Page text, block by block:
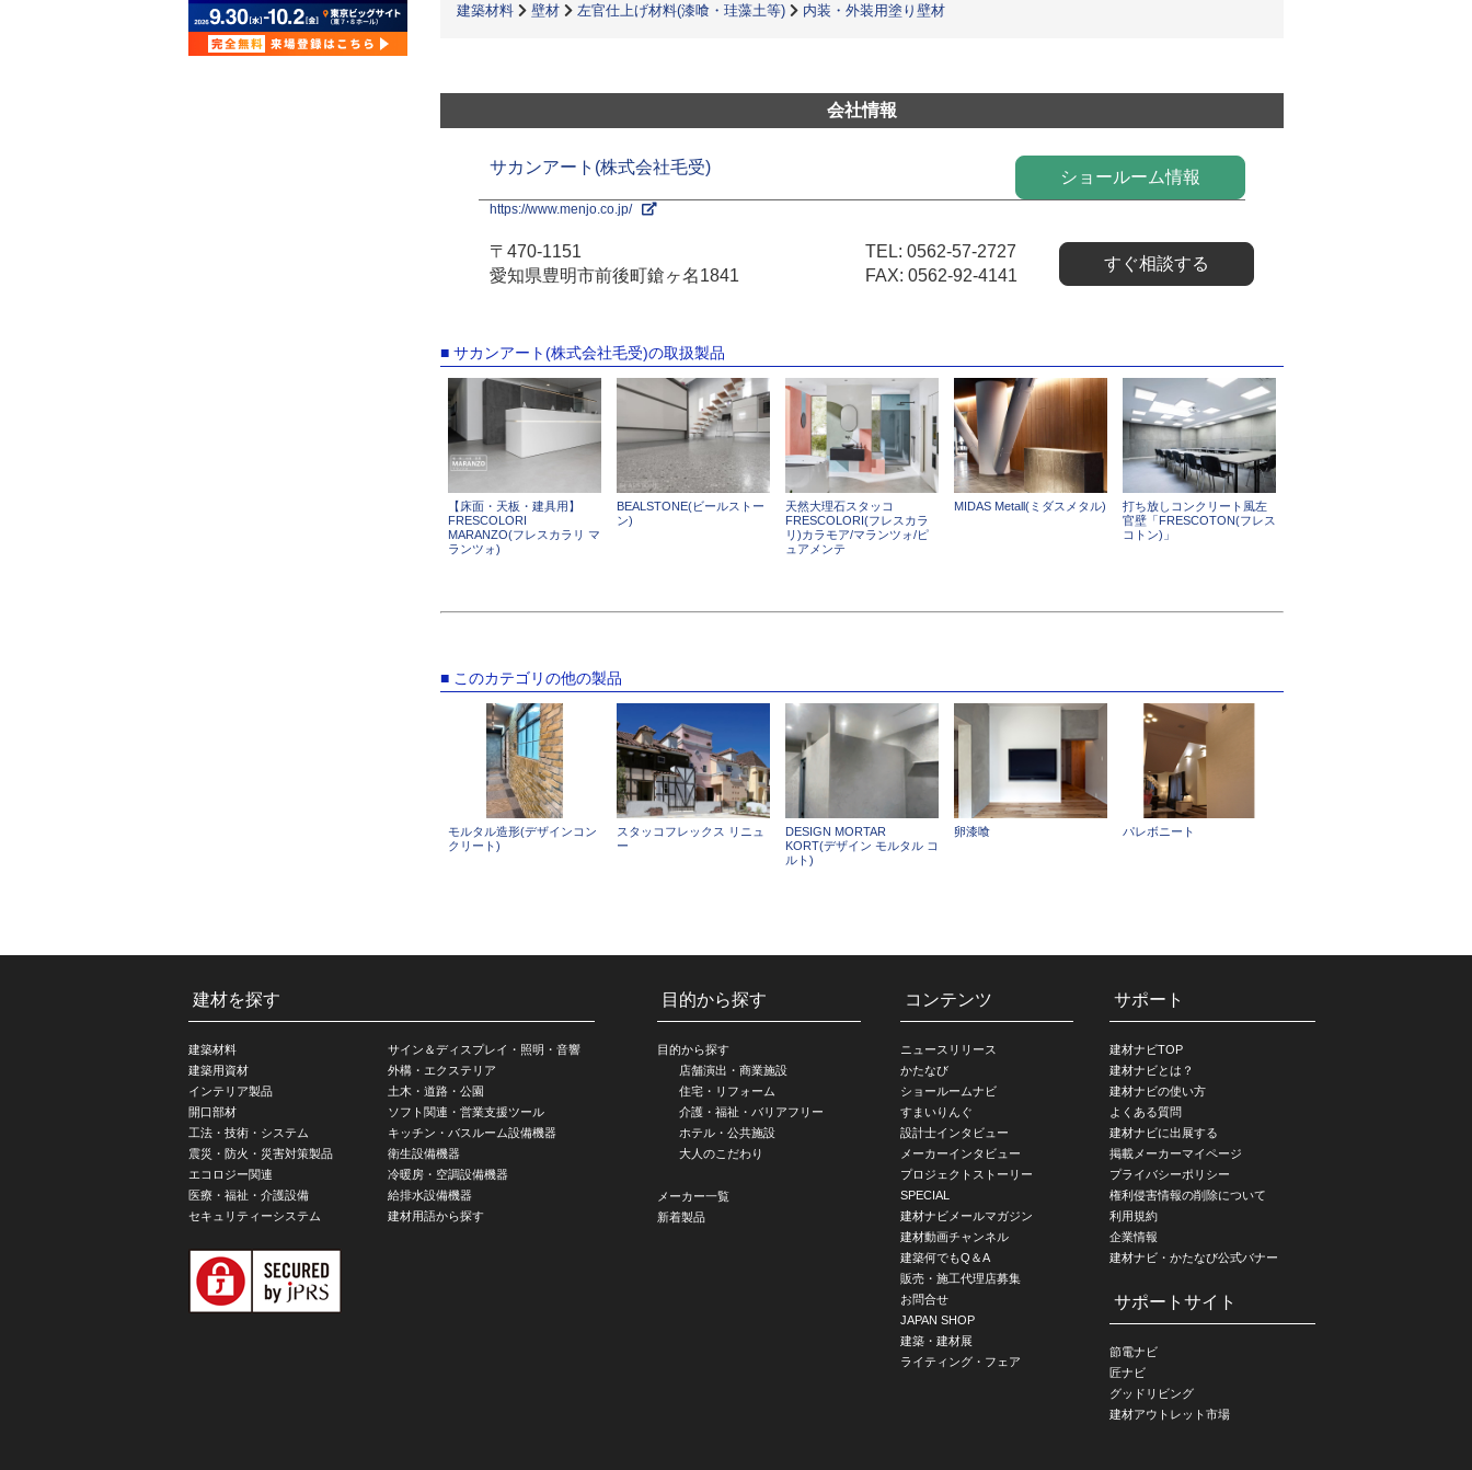
建築材料 壁材 左官仕上げ材料(漆喰・珪藻土等) 内装・外装用塗り壁材
会社情報
サカンアート(株式会社毛受)
ショールーム情報
https://www.menjo.co.jp/
〒470-1151
愛知県豊明市前後町鎗ヶ名1841
TEL: 0562-57-2727
FAX: 0562-92-4141
すぐ相談する
■ サカンアート(株式会社毛受)の取扱製品
【床面・天板・建具用】
FRESCOLORI
MARANZO(フレスカラリ マ
ランツォ)
BEALSTONE(ビールストー
ン)
天然大理石スタッコ
FRESCOLORI(フレスカラ
リ)カラモア/マランツォ/ピ
ュアメンテ
MIDAS Metall(ミダスメタル)
打ち放しコンクリート風左
官壁「FRESCOTON(フレス
コトン)」
■ このカテゴリの他の製品
モルタル造形(デザインコン
クリート)
スタッコフレックス リニュ
ー
DESIGN MORTAR
KORT(デザイン モルタル コ
ルト)
卵漆喰 パレボニート
建材を探す
建築材料
建築用資材
インテリア製品
開口部材
工法・技術・システム
震災・防火・災害対策製品
エコロジー関連
医療・福祉・介護設備
セキュリティーシステム
サイン＆ディスプレイ・照明・音響
外構・エクステリア
土木・道路・公園
ソフト関連・営業支援ツール
キッチン・バスルーム設備機器
衛生設備機器
冷暖房・空調設備機器
給排水設備機器
建材用語から探す
目的から探す
目的から探す
店舗演出・商業施設
住宅・リフォーム
介護・福祉・バリアフリー
ホテル・公共施設
大人のこだわり
メーカー一覧
新着製品
コンテンツ
ニュースリリース
かたなび
ショールームナビ
すまいりんぐ
設計士インタビュー
メーカーインタビュー
プロジェクトストーリー
SPECIAL
建材ナビメールマガジン
建材動画チャンネル
建築何でもQ＆A
販売・施工代理店募集
お問合せ
JAPAN SHOP
建築・建材展
ライティング・フェア
サポート
建材ナビTOP
建材ナビとは？
建材ナビの使い方
よくある質問
建材ナビに出展する
掲載メーカーマイページ
プライバシーポリシー
権利侵害情報の削除について
利用規約
企業情報
建材ナビ・かたなび公式バナー
サポートサイト
節電ナビ
匠ナビ
グッドリビング
建材アウトレット市場